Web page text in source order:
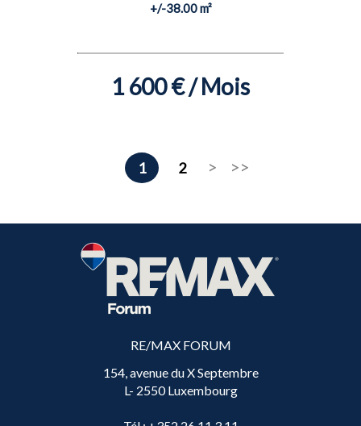
+/-38.00 m²
1 600 € / Mois
1 2
RE/MAX FORUM
154, avenue du X Septembre
L- 2550 Luxembourg